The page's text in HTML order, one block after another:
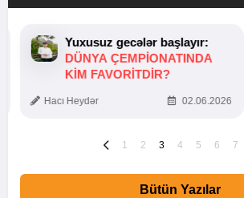
Yuxusuz gecələr başlayır:
DÜNYA ÇEMPIONATINDA
KIM FAVORITDIR?
Hacı Heydər 02.06.2026
1 2 3 4 5 6 7
Bütün Yazılar